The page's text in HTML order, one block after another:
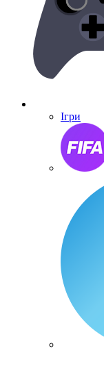
Ігри